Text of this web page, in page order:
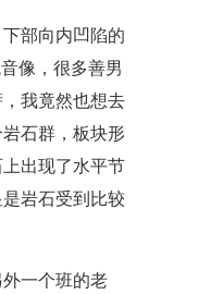
部向内凹陷的
像，很多善男
我竟然也想去
石群，板块形
出现了水平节
岩石受到比较
一个班的老